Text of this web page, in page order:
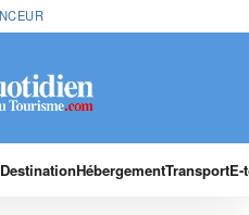
DestinationHébergementTransport